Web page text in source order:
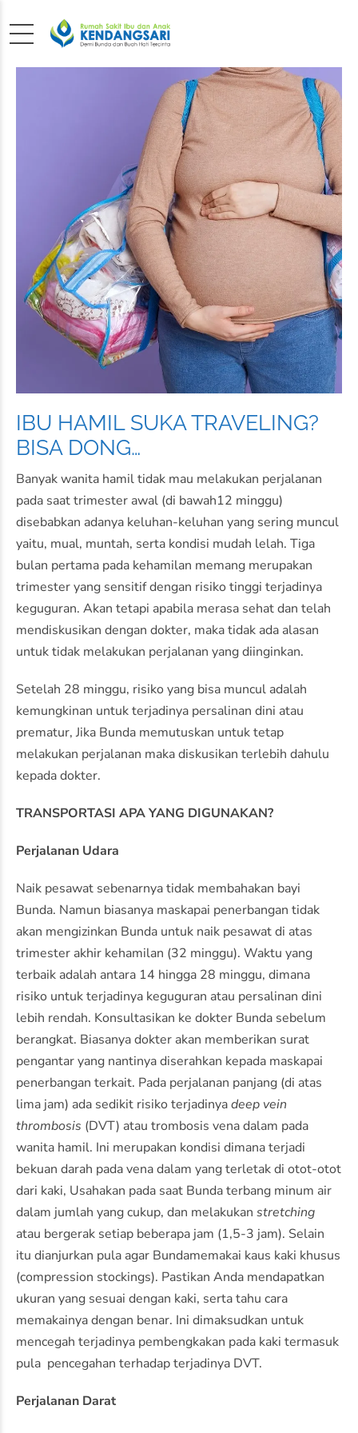
IBU HAMIL SUKA TRAVELING?
BISA DONG…
Banyak wanita hamil tidak mau melakukan perjalanan
pada saat trimester awal (di bawah12 minggu)
disebabkan adanya keluhan-keluhan yang sering muncul
yaitu, mual, muntah, serta kondisi mudah lelah. Tiga
bulan pertama pada kehamilan memang merupakan
trimester yang sensitif dengan risiko tinggi terjadinya
keguguran. Akan tetapi apabila merasa sehat dan telah
mendiskusikan dengan dokter, maka tidak ada alasan
untuk tidak melakukan perjalanan yang diinginkan.
Setelah 28 minggu, risiko yang bisa muncul adalah
kemungkinan untuk terjadinya persalinan dini atau
prematur, Jika Bunda memutuskan untuk tetap
melakukan perjalanan maka diskusikan terlebih dahulu
kepada dokter.
TRANSPORTASI APA YANG DIGUNAKAN?
Perjalanan Udara
Naik pesawat sebenarnya tidak membahakan bayi
Bunda. Namun biasanya maskapai penerbangan tidak
akan mengizinkan Bunda untuk naik pesawat di atas
trimester akhir kehamilan (32 minggu). Waktu yang
terbaik adalah antara 14 hingga 28 minggu, dimana
risiko untuk terjadinya keguguran atau persalinan dini
lebih rendah. Konsultasikan ke dokter Bunda sebelum
berangkat. Biasanya dokter akan memberikan surat
pengantar yang nantinya diserahkan kepada maskapai
penerbangan terkait. Pada perjalanan panjang (di atas
lima jam) ada sedikit risiko terjadinyadeep vein
thrombosis (DVT) atau trombosis vena dalam pada
wanita hamil. Ini merupakan kondisi dimana terjadi
bekuan darah pada vena dalam yang terletak di otot-otot
dari kaki, Usahakan pada saat Bunda terbang minum air
dalam jumlah yang cukup, dan melakukan stretching
atau bergerak setiap beberapa jam (1,5-3 jam). Selain
itu dianjurkan pula agar Bundamemakai kaus kaki khusus
(compression stockings). Pastikan Anda mendapatkan
ukuran yang sesuai dengan kaki, serta tahu cara
memakainya dengan benar. Ini dimaksudkan untuk
mencegah terjadinya pembengkakan pada kaki termasuk
pula pencegahan terhadap terjadinya DVT.
Perjalanan Darat